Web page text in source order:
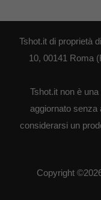
Tshot.it di proprietà
10, 00141 Roma
Tshot.it non è
aggiornato senza
considerarsi un
Copyright